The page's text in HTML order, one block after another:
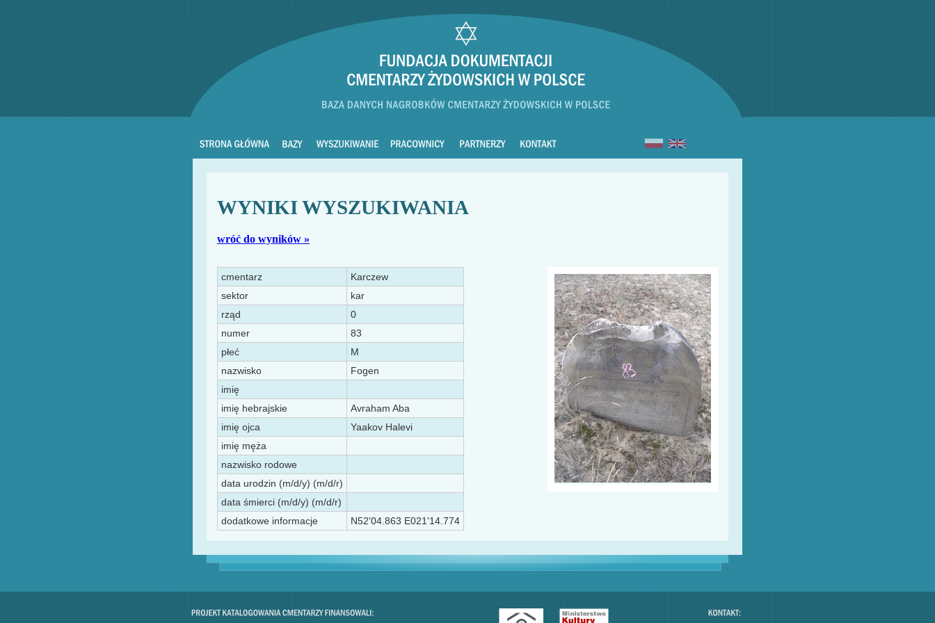
WYNIKI WYSZUKIWANIA
wróć do wyników »
cmentarz
Karczew
sektor
kar
rząd
0
numer
83
płeć
M
nazwisko
Fogen
imię
imię hebrajskie
Avraham Aba
imię ojca
Yaakov Halevi
imię męża
nazwisko rodowe
data urodzin (m/d/y) (m/d/r)
data śmierci (m/d/y) (m/d/r)
dodatkowe informacje
N52'04.863 E021'14.774